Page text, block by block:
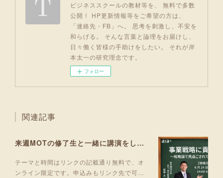
ビジネススクールの教材等を、 無料で多数
公開！ HP更新情報等をご希望の方は、
「連絡先・FB」へ。 思考を刺激し、不安を
和らげる。 そんな言葉と論理をお届けし、
日々働く皆様の手助けをしたい。 それが岸
本太一の研究理念です。
フォロー
関連記事
来週MOTの修了生と一緒に講演をします！
テーマと時間はリンクの記載通り無料で、オ
ンライン限定です。申込みもリンク先で可…